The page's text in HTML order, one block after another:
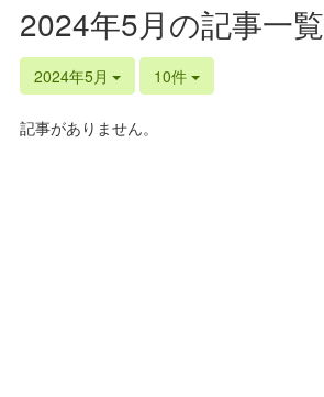
2024年5月の記事一覧
2024年5月 10件
記事がありません。